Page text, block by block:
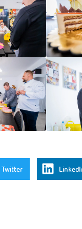
Twitter